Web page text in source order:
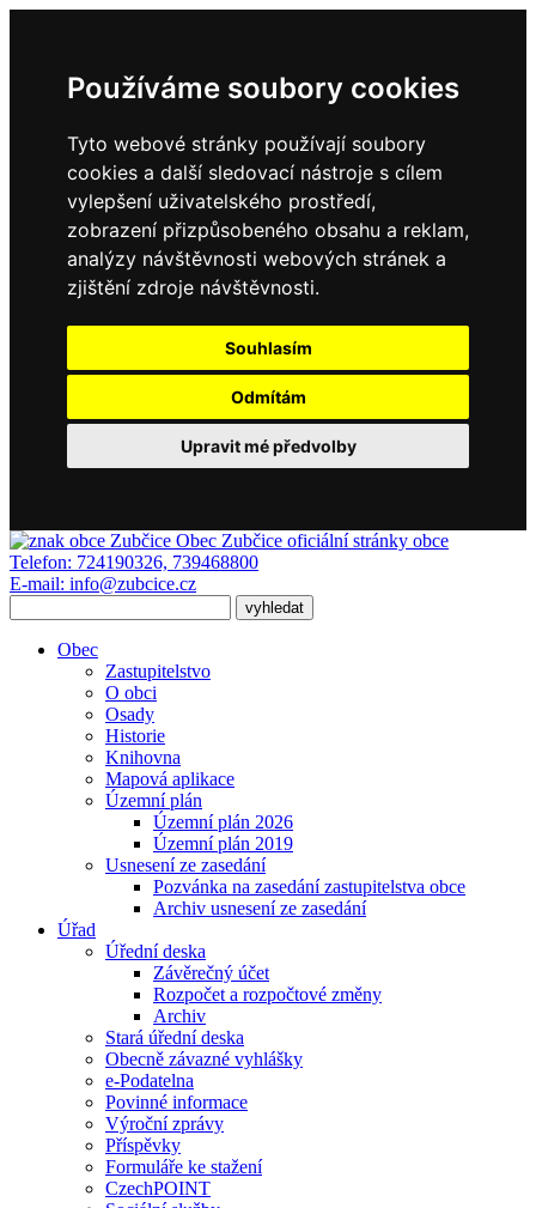
Používáme soubory cookies
Tyto webové stránky používají soubory
cookies a další sledovací nástroje s cílem
vylepšení uživatelského prostředí,
zobrazení přizpůsobeného obsahu a reklam,
analýzy návštěvnosti webových stránek a
zjištění zdroje návštěvnosti.
Souhlasím
Odmítám
Upravit mé předvolby
Obec Zubčice oficiální stránky obce
Telefon: 724190326, 739468800
E-mail: info@zubcice.cz
Obec
Zastupitelstvo
O obci
Osady
Historie
Knihovna
Mapová aplikace
Územní plán
Územní plán 2026
Územní plán 2019
Usnesení ze zasedání
Pozvánka na zasedání zastupitelstva obce
Archiv usnesení ze zasedání
Úřad
Úřední deska
Závěrečný účet
Rozpočet a rozpočtové změny
Archiv
Stará úřední deska
Obecně závazné vyhlášky
e-Podatelna
Povinné informace
Výroční zprávy
Příspěvky
Formuláře ke stažení
CzechPOINT